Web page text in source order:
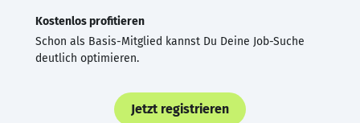
Kostenlos profitieren
Schon als Basis-Mitglied kannst Du Deine Job-Suche
deutlich optimieren.
Jetzt registrieren